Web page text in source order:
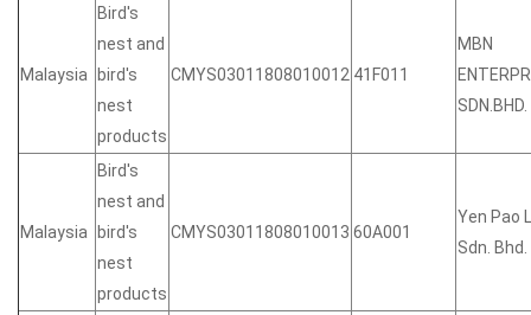
Malaysia
Bird's
nest and
bird's
nest
products
CMYS03011808010012 41F011
MBN
SDN.BHD.
Malaysia
Bird's
nest and
bird's
nest
products
CMYS03011808010013 60A001
Yen Pao
Sdn. Bhd.